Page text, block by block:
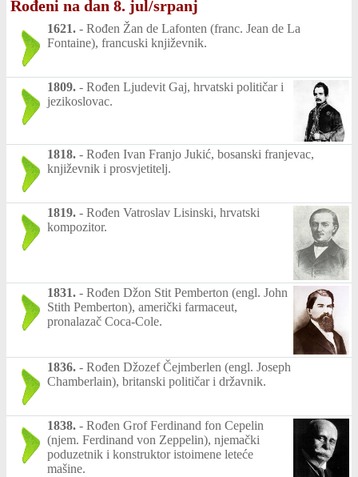
Rođeni na dan 8. jul/srpanj
1621. - Rođen Žan de Lafonten (franc. Jean de La
Fontaine), francuski književnik.
1809. - Rođen Ljudevit Gaj, hrvatski političar i
jezikoslovac.
1818. - Rođen Ivan Franjo Jukić, bosanski franjevac,
književnik i prosvjetitelj.
1819. - Rođen Vatroslav Lisinski, hrvatski
kompozitor.
1831. - Rođen Džon Stit Pemberton (engl. John
Stith Pemberton), američki farmaceut,
pronalazač Coca-Cole.
1836. - Rođen Džozef Čejmberlen (engl. Joseph
Chamberlain), britanski političar i državnik.
1838. - Rođen Grof Ferdinand fon Cepelin
(njem. Ferdinand von Zeppelin), njemački
poduzetnik i konstruktor istoimene leteće
mašine.